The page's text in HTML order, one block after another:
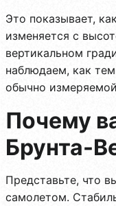
Это показывает,
изменяется с
вертикальном
наблюдаем, как
обычно
Почему
Брунта-
Представьте, что
самолетом.